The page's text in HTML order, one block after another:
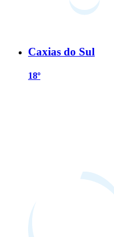
Caxias do Sul
18º